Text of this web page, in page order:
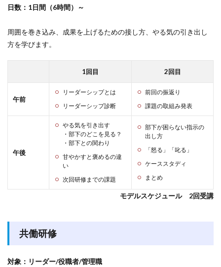
日数：1日間（6時間）～
周囲を巻き込み、成果を上げるための接し方、やる気の引き出し
方を学びます。
1回目 2回目
午前
リーダーシップとは
リーダーシップ診断
前回の振返り
課題の取組み発表
午後
やる気を引き出す
・部下のどこを見る？
・部下との関わり
甘やかすと褒めるの違
い
次回研修までの課題
部下が困らない指示の
出し方
「怒る」「叱る」
ケーススタディ
まとめ
モデルスケジュール 2回受講
共働研修
対象：リーダー/役職者/管理職